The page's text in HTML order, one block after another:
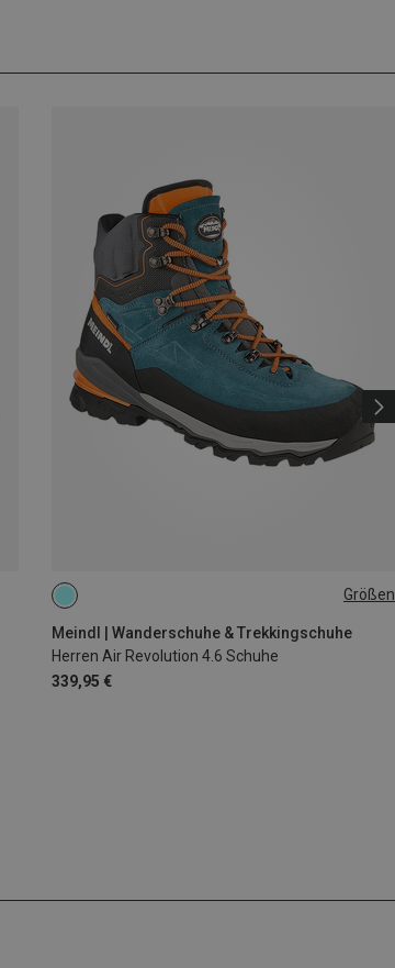
Größen
Meindl | Wanderschuhe & Trekkingschuhe
Herren Air Revolution 4.6 Schuhe
339,95 €